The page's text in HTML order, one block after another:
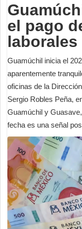
el pago
laborales
Guamúchil inicia el
aparentemente
oficinas de la
Sergio Robles Peña,
Guamúchil y
fecha es una señal